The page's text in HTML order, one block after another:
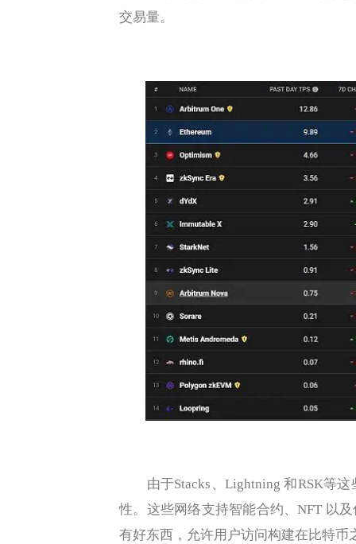
交易量。
由于Stacks、Lightning 和RSK等这
性。这些网络支持智能合约、NFT 以
有好东西，允许用户访问构建在比特币